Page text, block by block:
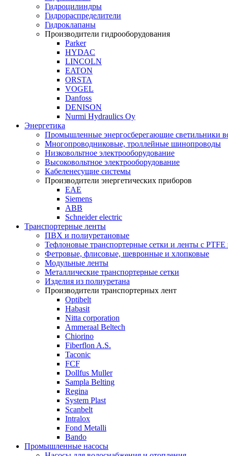
Гидроцилиндры
Гидрораспределители
Гидроклапаны
Производители гидрооборудования
Parker
HYDAC
LINCOLN
EATON
ORSTA
VOGEL
Danfoss
DENISON
Nurmi Hydraulics Oy
Энергетика
Промышленные энергосберегающие светильники
Многопроводниковые, троллейные шинопроводы
Низковольтное электрооборудование
Высоковольтное электрооборудование
Кабеленесущие системы
Производители энергетических приборов
ЕАЕ
Siemens
ABB
Schneider electric
Транспортерные ленты
ПВХ и полиуретановые
Тефлоновые транспортерные сетки и ленты с
Фетровые, флисовые, шевронные и хлопковые
Модульные ленты
Металлические транспортерные сетки
Изделия из полиуретана
Производители транспортерных лент
Optibelt
Habasit
Nitta corporation
Ammeraal Beltech
Chiorino
Fiberflon A.S.
Taconic
FCF
Dollfus Muller
Sampla Belting
Regina
System Plast
Scanbelt
Intralox
Fond Metalli
Bando
Промышленные насосы